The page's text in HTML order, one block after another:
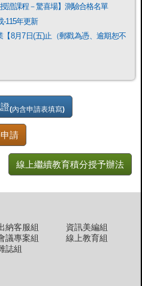
證課程－驚喜場】測驗合格名單
-115年更新
8月7日(五)止（郵戳為憑、逾期恕不
(內含申請表填寫)
請
線上繼續教育積分授予辦法
納客服組
議專案組
誌組
資訊美編組
線上教育組